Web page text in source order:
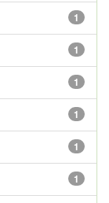
1
1
1
1
1
1